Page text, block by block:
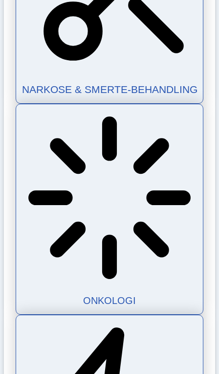
NARKOSE & SMERTE-BEHANDLING
ONKOLOGI